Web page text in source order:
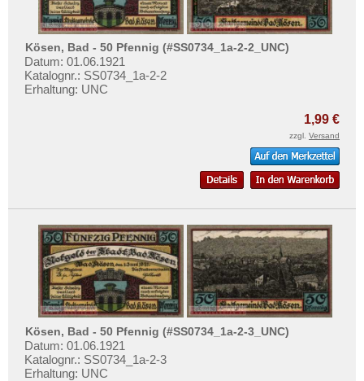
Kröpelin
Kudowa, Bad
Kulmbach
Kummerfeld
Orte mit N...
Orte mit O...
Orte mit P...
Orte mit Q...
Orte mit R...
Orte mit S...
Orte mit T...
Testbanknoten
Banknotenbriefe
Kataloge
Aufbewahrung
Informationen
Preislisten
Ankauf
Erhaltungsgrade
Gratisbanknoten
FAQ
Mehr über...
Kösen, Bad - 50 Pfennig (#SS0734_1a-2-2_UNC)
Datum: 01.06.1921
Katalognr.: SS0734_1a-2-2
Erhaltung: UNC
1,99 €
zzgl. Versand
Kösen, Bad - 50 Pfennig (#SS0734_1a-2-3_UNC)
Datum: 01.06.1921
Katalognr.: SS0734_1a-2-3
Erhaltung: UNC